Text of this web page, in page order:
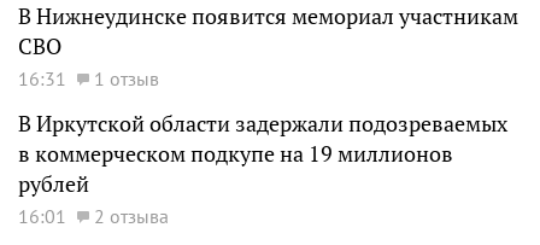
В Нижнеудинске появится мемориал участникам
СВО
16:31 1 отзыв
В Иркутской области задержали подозреваемых
в коммерческом подкупе на 19 миллионов
рублей
16:01 2 отзыва